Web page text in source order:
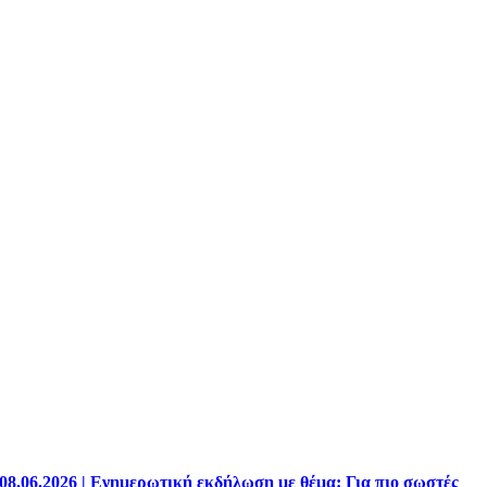
08.06.2026 | Ενημερωτική εκδήλωση με θέμα: Για πιο σωστές